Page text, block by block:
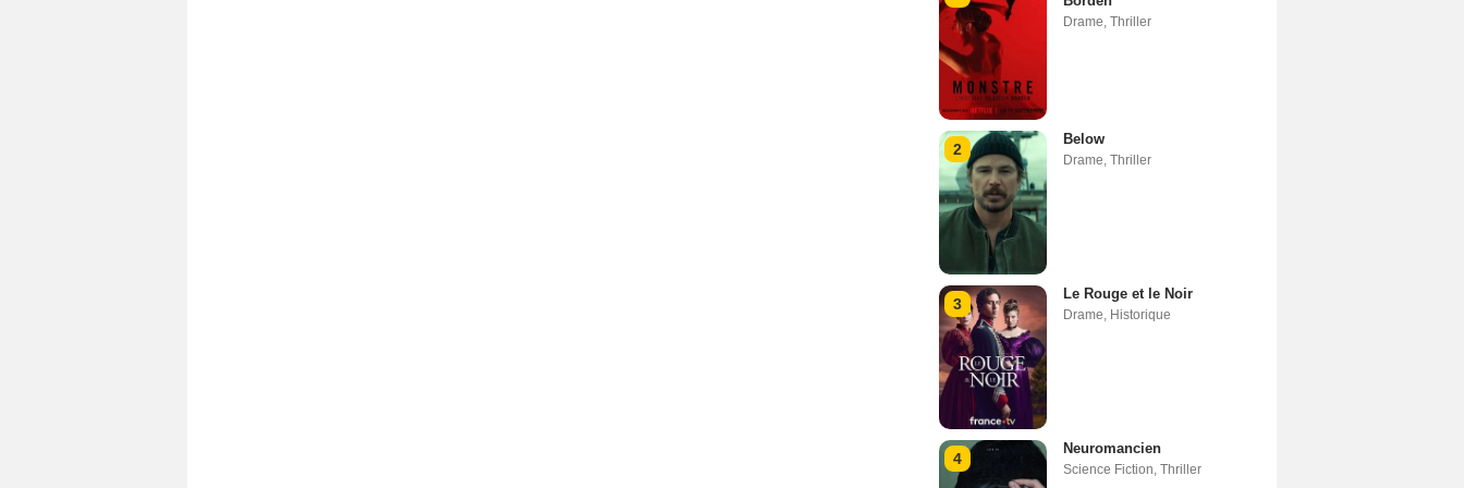
Drame, Thriller
2
Below
Drame, Thriller
3
Le Rouge et le Noir
Drame, Historique
4
Neuromancien
Science Fiction, Thriller